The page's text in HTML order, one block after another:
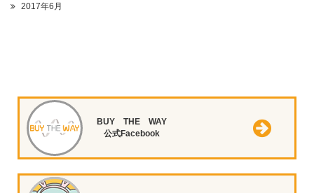
2017年6月
BUY THE WAY
公式Facebook